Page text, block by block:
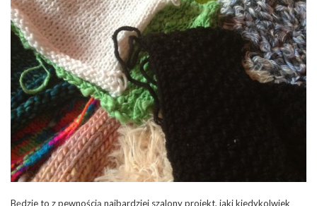
Będzie to z pewnością najbardziej szalony projekt, jaki kiedykolwiek